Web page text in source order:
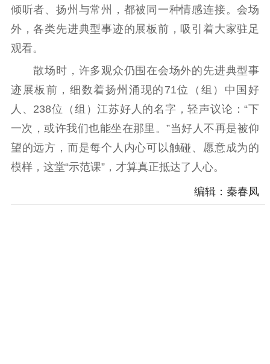
倾听者、扬州与常州，都被同一种情感连接。会场
外，各类先进典型事迹的展板前，吸引着大家驻足
观看。
散场时，许多观众仍围在会场外的先进典型事
迹展板前，细数着扬州涌现的71位（组）中国好
人、238位（组）江苏好人的名字，轻声议论：“下
一次，或许我们也能坐在那里。”当好人不再是被仰
望的远方，而是每个人内心可以触碰、愿意成为的
模样，这堂“示范课”，才算真正抵达了人心。
编辑：秦春凤